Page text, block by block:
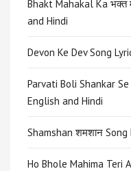
Bhakt Mahakal Ka भक्त
and Hindi
Devon Ke Dev Song
Parvati Boli Shankar Se
English and Hindi
Shamshan शमशान
Ho Bhole Mahima Teri